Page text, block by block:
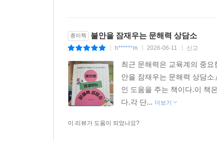
종이책 불안을 잠재우는 문해력 상담소
h******m 2026-06-11 신고
최근 문해력은 교육계의 중
안을 잠재우는 문해력 상담
인 도움을 주는 책이다.이 책
다.각 단... 더보기
이 리뷰가 도움이 되었나요?